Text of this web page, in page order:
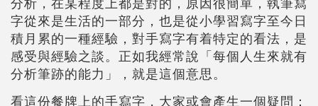
字從來是生活的一部分，也是從小學習寫字至今日
積月累的一種經驗，對手寫字有着特定的看法，是
感受與經驗之談。正如我經常說「每個人生來就有
分析筆跡的能力」，就是這個意思。
看這份餐牌上的手寫字，大家或會產生一個疑問：